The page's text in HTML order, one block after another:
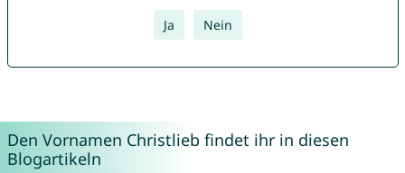
Ja Nein
Den Vornamen Christlieb findet ihr in diesen
Blogartikeln